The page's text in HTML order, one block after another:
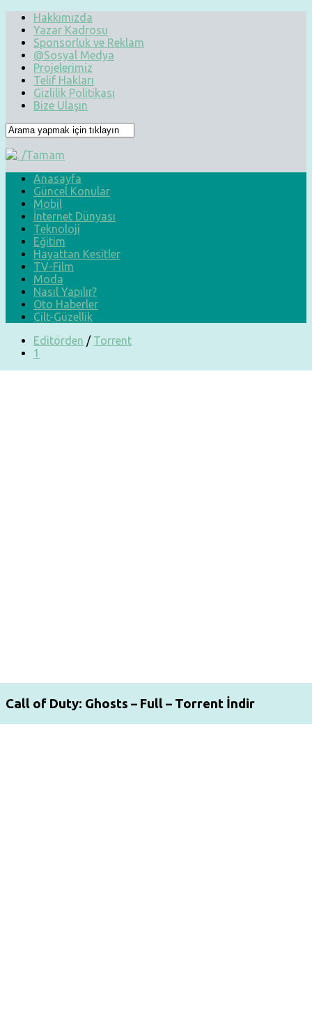
Hakkımızda
Yazar Kadrosu
Sponsorluk ve Reklam
@Sosyal Medya
Projelerimiz
Telif Hakları
Gizlilik Politikası
Bize Ulaşın
Anasayfa
Güncel Konular
Mobil
İnternet Dünyası
Teknoloji
Eğitim
Hayattan Kesitler
TV-Film
Moda
Nasıl Yapılır?
Oto Haberler
Cilt-Güzellik
Editörden / Torrent
1
Call of Duty: Ghosts – Full – Torrent İndir